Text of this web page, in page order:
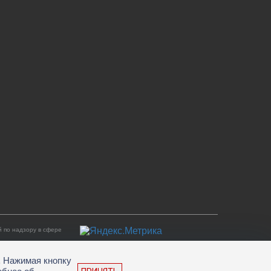
надзору в сфере
Нажимая кнопку